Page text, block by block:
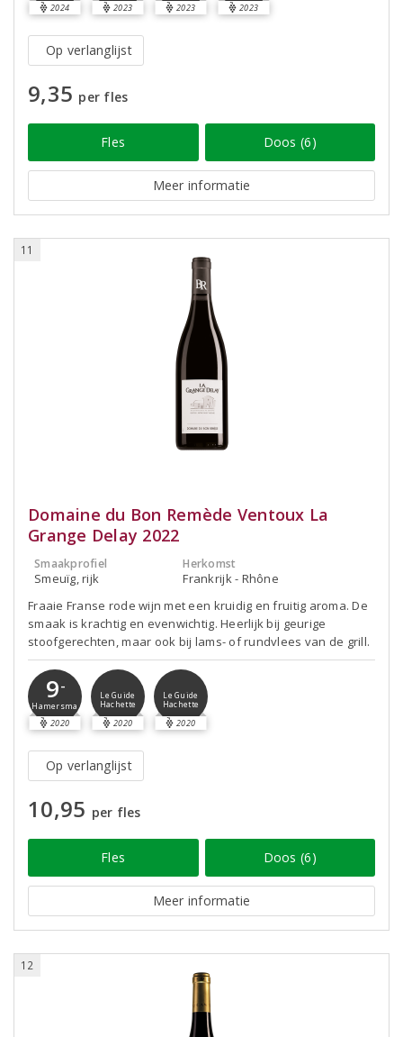
2024 2023 2023 2023
Op verlanglijst
9,35 per fles
Fles Doos (6)
Meer informatie
11
Domaine du Bon Remède Ventoux La
Grange Delay 2022
Smaakprofiel
Smeuïg, rijk
Herkomst
Frankrijk - Rhône
Fraaie Franse rode wijn met een kruidig en fruitig aroma. De
smaak is krachtig en evenwichtig. Heerlijk bij geurige
stoofgerechten, maar ook bij lams- of rundvlees van de grill.
9-
Hamersma
2020
Le Guide
Hachette
2020
Le Guide
Hachette
2020
Op verlanglijst
10,95 per fles
Fles Doos (6)
Meer informatie
12